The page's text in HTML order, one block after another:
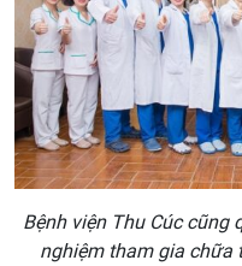
Bệnh viện Thu Cúc cũng
nghiệm tham gia chữa